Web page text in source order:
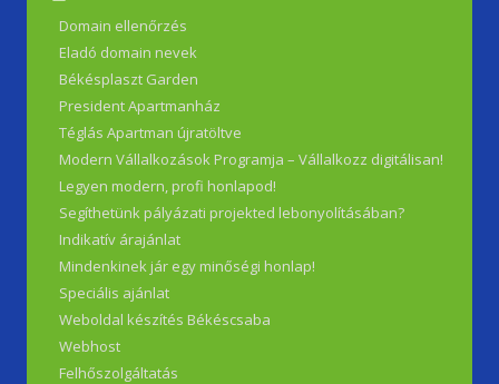
Domain ellenőrzés
Eladó domain nevek
Békésplaszt Garden
President Apartmanház
Téglás Apartman újratöltve
Modern Vállalkozások Programja – Vállalkozz digitálisan!
Legyen modern, profi honlapod!
Segíthetünk pályázati projekted lebonyolításában?
Indikatív árajánlat
Mindenkinek jár egy minőségi honlap!
Speciális ajánlat
Weboldal készítés Békéscsaba
Webhost
Felhőszolgáltatás